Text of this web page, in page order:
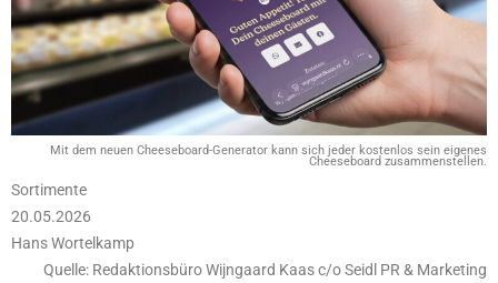
Mit dem neuen Cheeseboard-Generator kann sich jeder kostenlos sein eigenes
Cheeseboard zusammenstellen.
Sortimente
20.05.2026
Hans Wortelkamp
Quelle: Redaktionsbüro Wijngaard Kaas c/o Seidl PR & Marketing